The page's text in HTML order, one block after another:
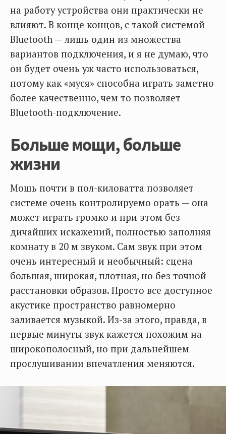
на работу устройства они практически не
влияют. В конце концов, с такой системой
Bluetooth — лишь один из множества
вариантов подключения, и я не думаю, что
он будет очень уж часто использоваться,
потому как «муся» способна играть заметно
более качественно, чем то позволяет
Bluetooth-подключение.
Больше мощи, больше
жизни
Мощь почти в пол-киловатта позволяет
системе очень контролируемо орать — она
может играть громко и при этом без
дичайших искажений, полностью заполняя
комнату в 20 м звуком. Сам звук при этом
очень интересный и необычный: сцена
большая, широкая, плотная, но без точной
расстановки образов. Просто все доступное
акустике пространство равномерно
заливается музыкой. Из-за этого, правда, в
первые минуты звук кажется похожим на
широкополосный, но при дальнейшем
прослушивании впечатления меняются.